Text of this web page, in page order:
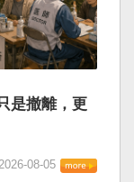
是撤離，更
08-05